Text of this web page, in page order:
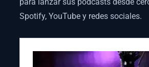
Spotify, YouTube y redes sociales.